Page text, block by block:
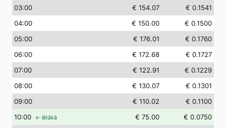
03:00 € 154.07
€ 0.1541
04:00 € 150.00
€ 0.1500
05:00 € 176.01
€ 0.1760
06:00 € 172.68
€ 0.1727
07:00 € 122.91
€ 0.1229
08:00 € 130.07
€ 0.1301
09:00 € 110.02
€ 0.1100
10:00 ← lētākā € 75.00
€ 0.0750